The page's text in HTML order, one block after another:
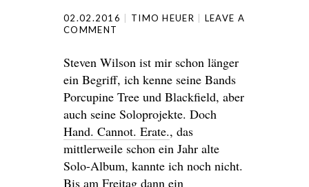
02.02.2016 TIMO HEUER
LEAVE A
COMMENT
Steven Wilson ist mir schon länger
ein Begriff, ich kenne seine Bands
Porcupine Tree und Blackfield, aber
auch seine Soloprojekte. Doch
Hand. Cannot. Erate., das
mittlerweile schon ein Jahr alte
Solo-Album, kannte ich noch nicht.
Bis am Freitag dann ein